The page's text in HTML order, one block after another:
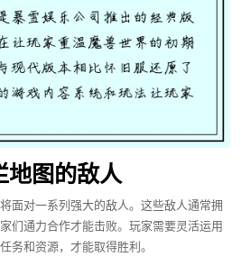
地图的敌人
面对一系列强大的敌人。这些敌人通常拥
们通力合作才能击败。玩家需要灵活运用
务和资源，才能取得胜利。